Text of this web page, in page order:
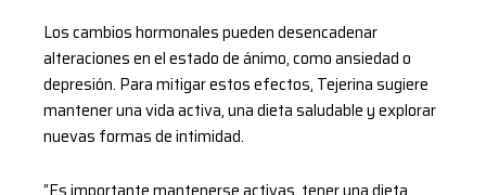
Los cambios hormonales pueden desencadenar
alteraciones en el estado de ánimo, como ansiedad o
depresión. Para mitigar estos efectos, Tejerina sugiere
mantener una vida activa, una dieta saludable y explorar
nuevas formas de intimidad.
“Es importante mantenerse activas, tener una dieta